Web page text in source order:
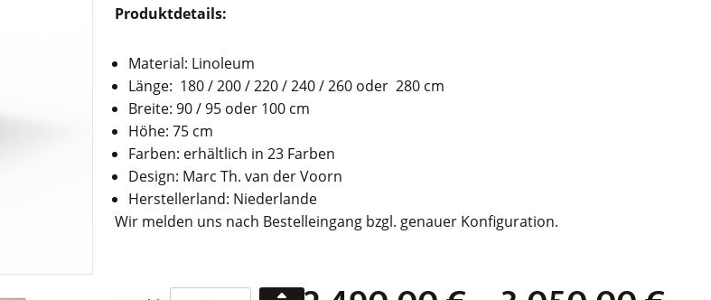
Produktdetails:
Material: Linoleum
Länge: 180 / 200 / 220 / 240 / 260 oder 280 cm
Breite: 90 / 95 oder 100 cm
Höhe: 75 cm
Farben: erhältlich in 23 Farben
Design: Marc Th. van der Voorn
Herstellerland: Niederlande
Wir melden uns nach Bestelleingang bzgl. genauer Konfiguration.